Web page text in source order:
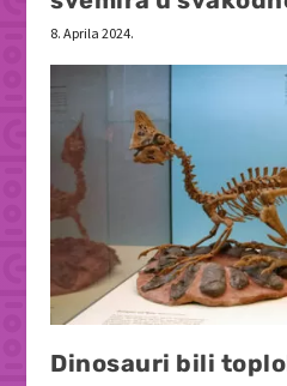
8. Aprila 2024.
Dinosauri bili